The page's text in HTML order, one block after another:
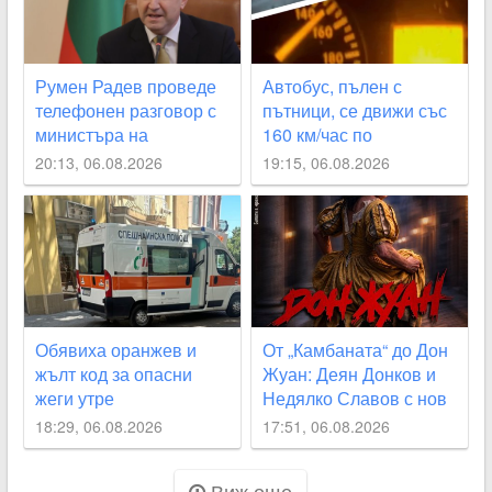
Румен Радев проведе
телефонен разговор с
министъра на
външните работи на
Великобритания Ед
Милибанд
20:13, 06.08.2026
Автобус, пълен с
пътници, се движи със
160 км/час по
магистралата
19:15, 06.08.2026
Обявиха оранжев и
жълт код за опасни
жеги утре
18:29, 06.08.2026
От „Камбаната“ до Дон
Жуан: Деян Донков и
Недялко Славов с нов
съвместен проект в
Пловдив
17:51, 06.08.2026